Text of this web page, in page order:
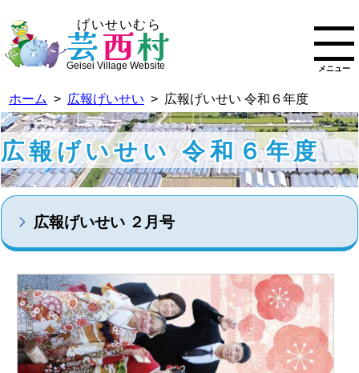
げいせいむら
芸西村
Geisei Village Website メニュー
ホーム > 広報げいせい > 広報げいせい 令和６年度
広報げいせい 令和６年度
広報げいせい ２月号